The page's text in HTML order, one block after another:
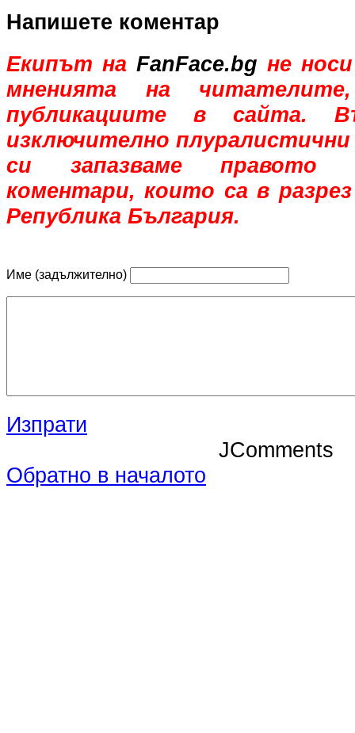
Напишете коментар
Екипът на FanFace.bg не
мненията на
публикациите в сайта.
изключително
си запазваме правото
коментари, които са в
Република България.
Име (задължително)
Изпрати
JComments
Обратно в началото